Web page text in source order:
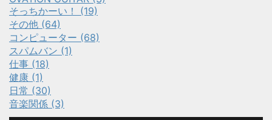
そっちかーい！ (19)
その他 (64)
コンピューター (68)
スパムバン (1)
仕事 (18)
健康 (1)
日常 (30)
音楽関係 (3)